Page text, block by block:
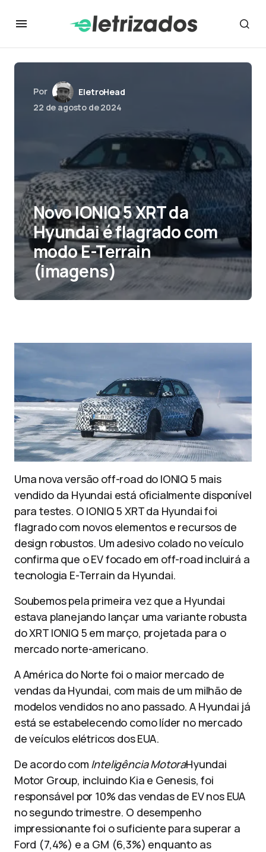
Por
EletroHead
22 de agosto de 2024
Novo IONIQ 5 XRT da
Hyundai é flagrado com
modo E-Terrain
(imagens)
Uma nova versão off-road do IONIQ 5 mais
vendido da Hyundai está oficialmente disponível
para testes. O IONIQ 5 XRT da Hyundai foi
flagrado com novos elementos e recursos de
design robustos. Um adesivo colado no veículo
confirma que o EV focado em off-road incluirá a
tecnologia E-Terrain da Hyundai.
Soubemos pela primeira vez que a Hyundai
estava planejando lançar uma variante robusta
do XRT IONIQ 5 em março, projetada para o
mercado norte-americano.
A América do Norte foi o maior mercado de
vendas da Hyundai, com mais de um milhão de
modelos vendidos no ano passado. A Hyundai já
está se estabelecendo como líder no mercado
de veículos elétricos dos EUA.
De acordo com Inteligência MotoraHyundai
Motor Group, incluindo Kia e Genesis, foi
responsável por 10% das vendas de EV nos EUA
no segundo trimestre. O desempenho
impressionante foi o suficiente para superar a
Ford (7,4%) e a GM (6,3%) enquanto as